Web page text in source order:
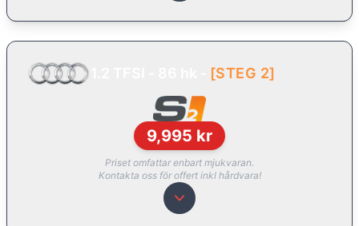
[STEG 2]
9,995 kr
Priset omfattar enbart mjukvaran.
Kontakta oss för offert inkl hårdvara!